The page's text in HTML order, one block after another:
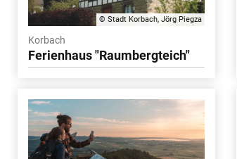
© Stadt Korbach, Jörg Piegza
Korbach
Ferienhaus "Raumbergteich"